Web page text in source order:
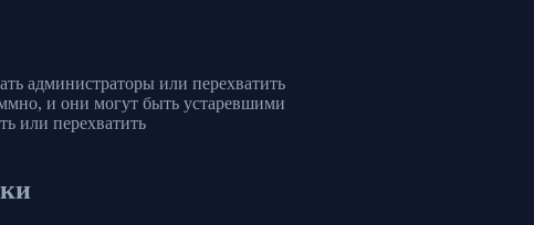
администраторы или перехватить
и они могут быть устаревшими
или перехватить